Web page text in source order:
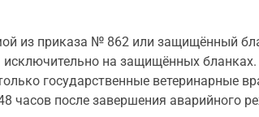
из приказа № 862 или защищённый
на защищённых бланках.
государственные ветеринарные
часов после завершения аварийного